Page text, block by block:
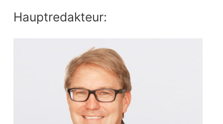
Hauptredakteur: